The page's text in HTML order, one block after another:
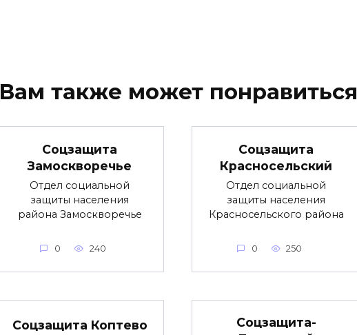
Вам также может понравиться
Соцзащита
Замоскворечье
Отдел социальной
защиты населения
района Замоскворечье
0 240
Соцзащита
Красносельский
Отдел социальной
защиты населения
Красносельского района
0 250
Соцзащита Коптево
Соцзащита-